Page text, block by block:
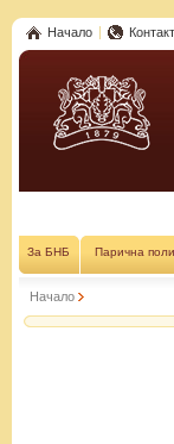
Начало
За БНБ Парична
Начало